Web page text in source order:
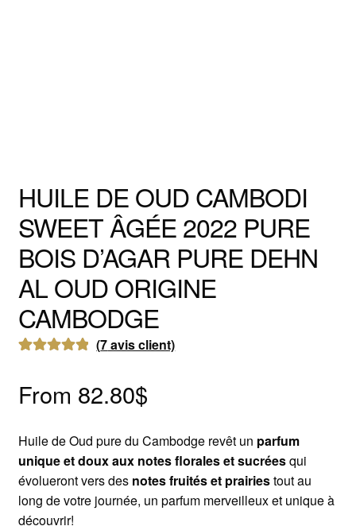
HUILE DE OUD CAMBODI
SWEET ÂGÉE 2022 PURE
BOIS D’AGAR PURE DEHN
AL OUD ORIGINE
CAMBODGE
notations
(7avis client)
From 82.80$
Huile de Oud pure du Cambodge revêt un parfum
unique et doux aux notes florales et sucréesqui
évolueront vers des notes fruités et prairiestout au
long de votre journée, un parfum merveilleux et unique à
découvrir!